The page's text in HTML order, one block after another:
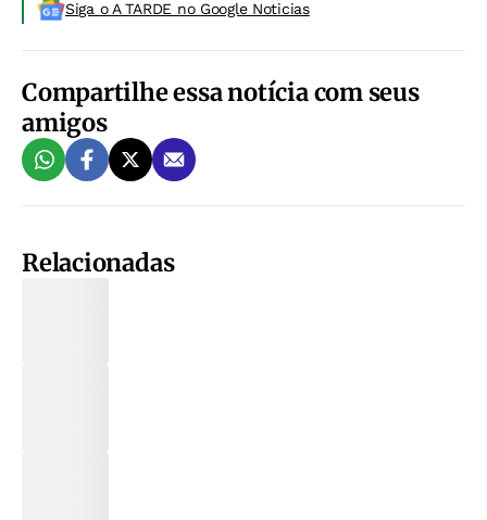
Siga o A TARDE no Google Noticias
Compartilhe essa notícia com seus
amigos
Relacionadas